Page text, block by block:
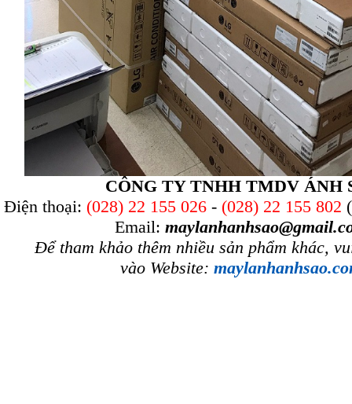
CÔNG TY TNHH TMDV ÁNH
Điện thoại: (028) 22 155 026-(028) 22 155 802
Email:
Để tham khảo thêm nhiều sản phẩm khác,
vào Website: